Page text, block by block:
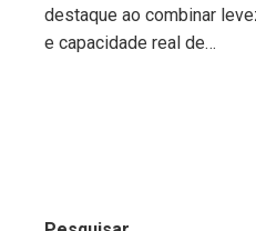
destaque ao combinar
e capacidade real de…